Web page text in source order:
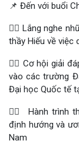
📌 Đến với buổi
👉🏻 Lắng nghe
thầy Hiếu về việc
👉🏻 Cơ hội giải
vào các trường
Đại học Quốc tế
👉🏻 Hành trình
định hướng và
Nam